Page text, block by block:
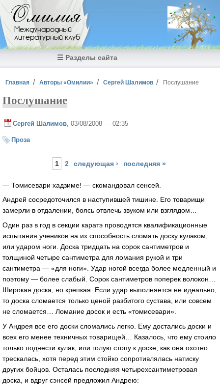
Перейти к основному содержанию
Омилия
Международный
литературный клуб
☰ Разделы сайта
Вы здесь
Главная Авторы «Омилии» Сергей Шалимов Послушание
Послушание
Сергей Шалимов , 03/08/2008 — 02:35
Проза
1 2 следующая › последняя »
— Томисевари хадзиме! — скомандовал сенсей.
Андрей сосредоточился в наступившей тишине. Его товарищи
замерли в отдалении, боясь отвлечь звуком или взглядом…
Один раз в год в секции каратэ проводятся квалификационные
испытания учеников на их способность сломать доску кулаком,
или ударом ноги. Доска тридцать на сорок сантиметров и
толщиной четыре сантиметра для ломания рукой и три
сантиметра — «для ноги». Удар ногой всегда более медленный и
поэтому — более слабый. Сорок сантиметров поперек волокон…
Широкая доска, но крепкая. Если удар выполняется не идеально,
то доска сломается только ценой разбитого сустава, или совсем
не сломается… Ломание досок и есть «томисевари».
У Андрея все его доски сломались легко. Ему достались доски и
всех его менее техничных товарищей… Казалось, что ему стоило
только поднести кулак, или голую стопу к доске, как она охотно
трескалась, хотя перед этим стойко сопротивлялась натиску
других бойцов. Осталась последняя четырехсантиметровая
доска, и вдруг сэнсей предложил Андрею: